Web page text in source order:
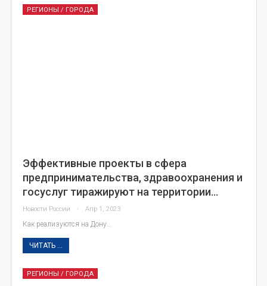
РЕГИОНЫ / ГОРОДА
Эффективные проекты в сфера
предпринимательства, здравоохранения и
госуслуг тиражируют на территории…
Новости России Апр 1, 2023
Как реализуются на Дону…
ЧИТАТЬ ...
РЕГИОНЫ / ГОРОДА